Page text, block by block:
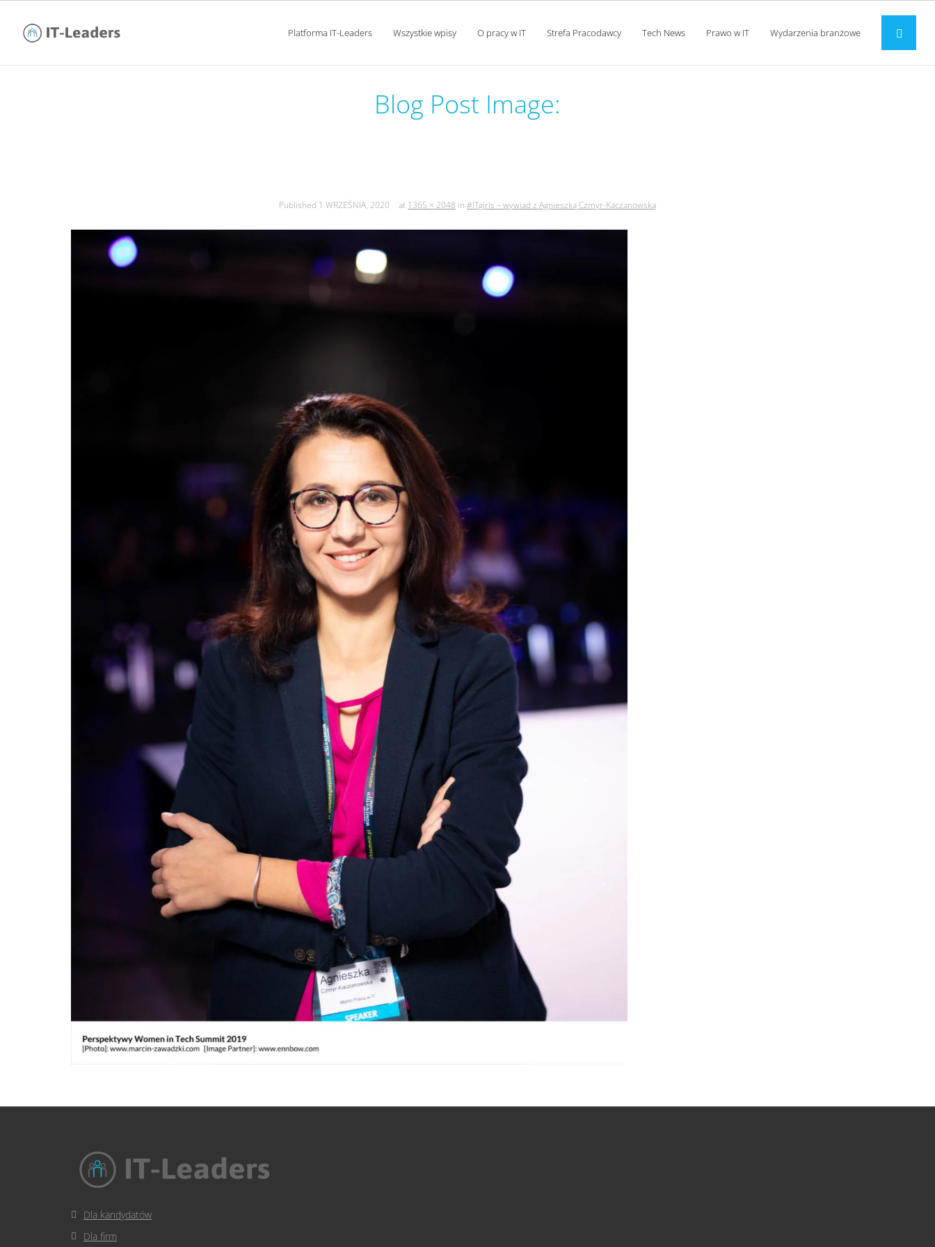
Platforma IT-Leaders Wszystkie wpisy O pracy w IT Strefa Pracodawcy Tech News Prawo w IT Wydarzenia branżowe
Blog Post Image:
Published 1 WRZEŚNIA, 2020 at 1365 × 2048 in #ITgirls – wywiad z Agnieszką Czmyr-Kaczanowską
Dla kandydatów
Dla firm